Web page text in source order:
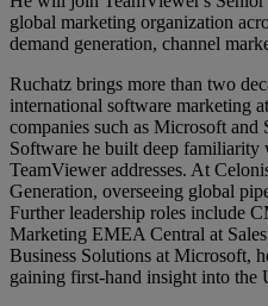
global marketing organization
demand generation, channel
Ruchatz brings more than two
international software marketing
companies such as Microsoft
Software he built deep familiarity
TeamViewer addresses. At
Generation, overseeing global
Further leadership roles include
Marketing EMEA Central at
Business Solutions at Microsoft,
gaining first-hand insight into the